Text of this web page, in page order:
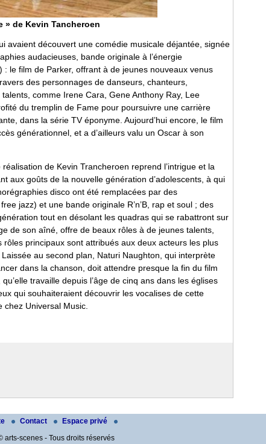
» de Kevin Tancheroen
avaient découvert une comédie musicale déjantée, signée
audacieuses, bande originale à l’énergie
) : le film de Parker, offrant à de jeunes nouveaux venus
des personnages de danseurs, chanteurs,
comme Irene Cara, Gene Anthony Ray, Lee
du tremplin de Fame pour poursuivre une carrière
dans la série TV éponyme. Aujourd’hui encore, le film
générationnel, et a d’ailleurs valu un Oscar à son
de Kevin Trancheroen reprend l’intrigue et la
aux goûts de la nouvelle génération d’adolescents, à qui
disco ont été remplacées par des
jazz) et une bande originale R’n’B, rap et soul ; des
tout en désolant les quadras qui se rabattront sur
de son aîné, offre de beaux rôles à de jeunes talents,
principaux sont attribués aux deux acteurs les plus
au second plan, Naturi Naughton, qui interprète
dans la chanson, doit attendre presque la fin du film
travaille depuis l’âge de cinq ans dans les églises
qui souhaiteraient découvrir les vocalises de cette
Universal Music.
Contact
Espace privé
arts-scenes - Tous droits réservés